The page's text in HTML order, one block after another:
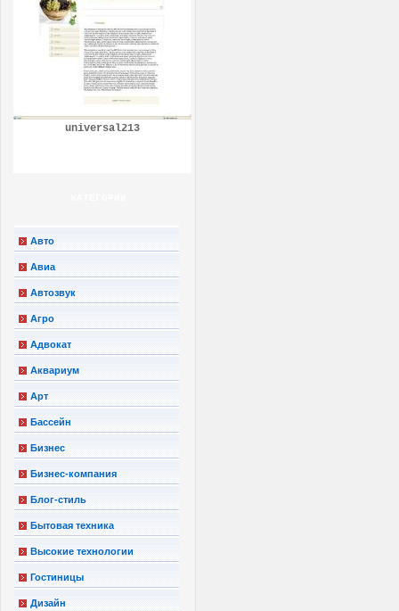
universal213
Авто
Авиа
Автозвук
Агро
Адвокат
Аквариум
Арт
Бассейн
Бизнес
Бизнес-компания
Блог-стиль
Бытовая техника
Высокие технологии
Гостиницы
Дизайн